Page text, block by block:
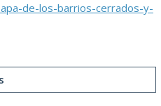
de-los-barrios-cerrados-y-